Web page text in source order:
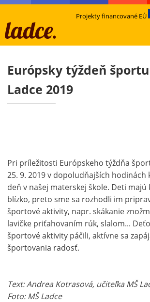
Projekty financované EÚ
Európsky týždeň
Ladce 2019
Pri príležitosti Európskeho týždňa
25. 9. 2019 v dopoludňajších
deň v našej materskej škole. Deti majú
blízko, preto sme sa rozhodli im
športové aktivity, napr. skákanie
lavičke priťahovaním rúk, slalom...
športové aktivity páčili, aktívne sa
športovania radosť.
Text: Andrea Kotrasová, učiteľka MŠ
Foto: MŠ Ladce